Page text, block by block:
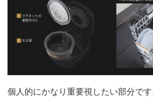
個人的にかなり重要視したい部分です